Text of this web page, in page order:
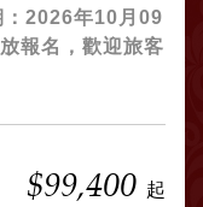
2026年10月09
報名，歡迎旅客
$99,400 起